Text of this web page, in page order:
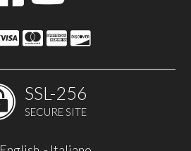
SSL-256
SECURE SITE